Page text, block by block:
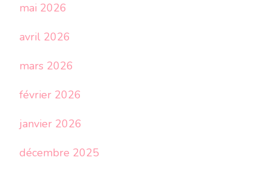
mai 2026
avril 2026
mars 2026
février 2026
janvier 2026
décembre 2025